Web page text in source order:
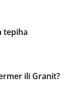
tepiha
ili Granit?